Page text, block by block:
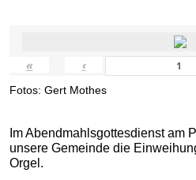
« ‹
Fotos: Gert Mothes
Im Abendmahlsgottesdienst am
unsere Gemeinde die
Orgel.